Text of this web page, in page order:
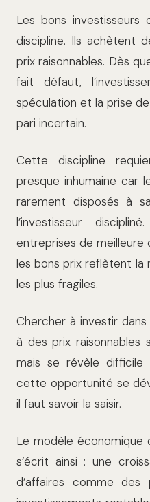
Les bons
discipline. Ils achètent
prix raisonnables. Dès
fait défaut,
spéculation et la prise
pari incertain.
Cette discipline
presque inhumaine car
rarement disposés à
l’investisseur
entreprises de
les bons prix reflètent la
les plus fragiles.
Chercher à investir
à des prix raisonnables
mais se révèle
cette opportunité se
il faut savoir la saisir.
Le modèle économique
s’écrit ainsi : une
d’affaires comme